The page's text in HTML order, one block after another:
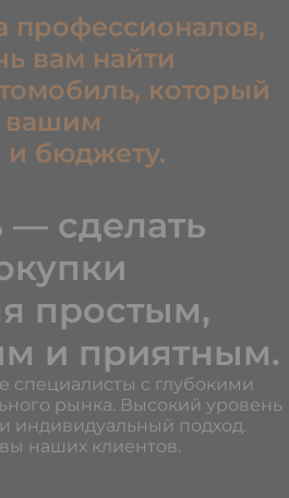
вам найти
который
вашим
и бюджету.
сделать
простым,
и приятным.
специалисты с глубокими
рынка. Высокий уровень
индивидуальный подход.
наших клиентов.